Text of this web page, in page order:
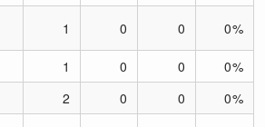
1 0 0 0%
1 0 0
0%
2 0 0
0%